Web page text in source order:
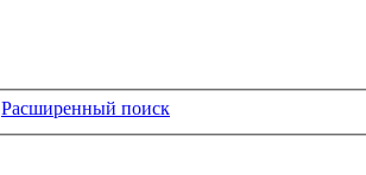
Расширенный поиск